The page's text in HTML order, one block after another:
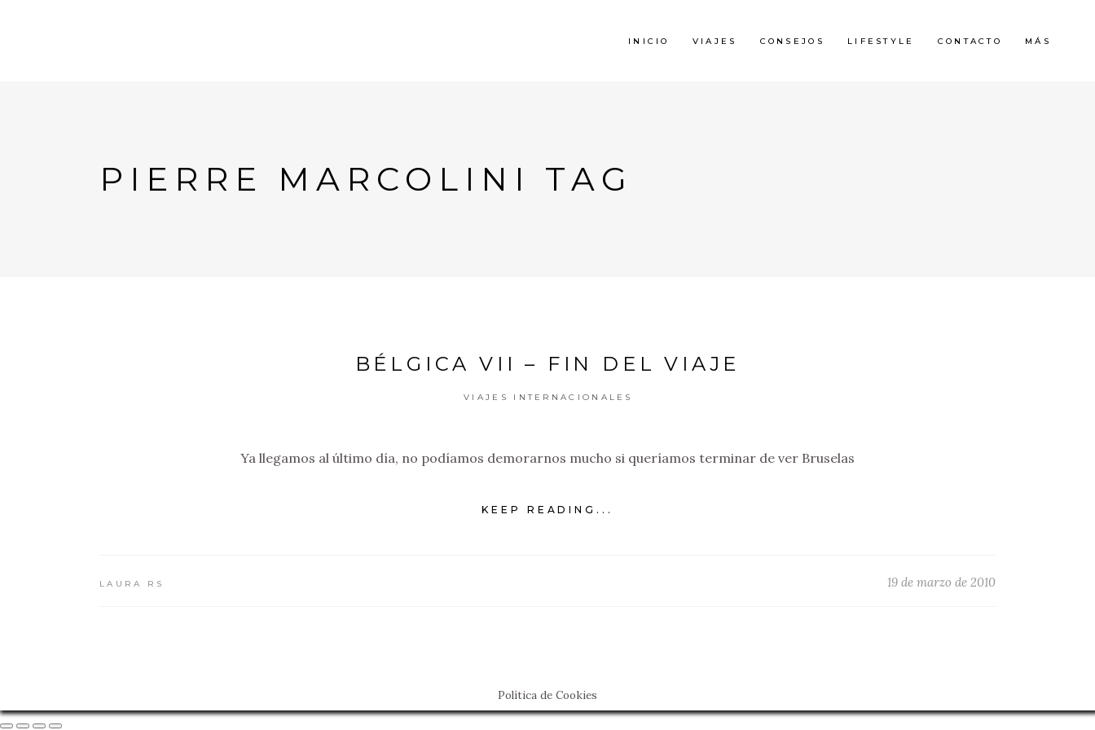
INICIO VIAJES CONSEJOS LIFESTYLE CONTACTO MÁS
PIERRE MARCOLINI TAG
BÉLGICA VII – FIN DEL VIAJE
VIAJES INTERNACIONALES
Ya llegamos al último día, no podíamos demorarnos mucho si queríamos terminar de ver Bruselas
KEEP READING...
LAURA RS 19 de marzo de 2010
Política de Cookies